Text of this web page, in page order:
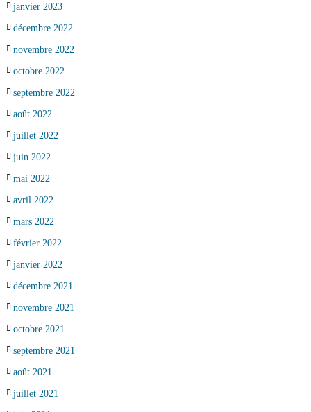
janvier 2023
décembre 2022
novembre 2022
octobre 2022
septembre 2022
août 2022
juillet 2022
juin 2022
mai 2022
avril 2022
mars 2022
février 2022
janvier 2022
décembre 2021
novembre 2021
octobre 2021
septembre 2021
août 2021
juillet 2021